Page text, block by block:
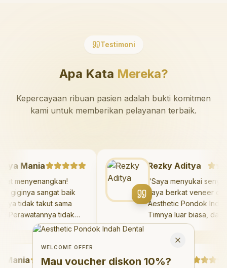
Testimoni
Apa Kata Mereka?
Kepercayaan ribuan pasien adalah bukti komitmen
kami untuk memberikan pelayanan terbaik.
Mania
Sangat menyenangkan!
giginya sangat baik
saya tidak takut sama
Perawatannya tidak
dan saya bisa bermain
suka pergi ke dokter
sekarang!"
Rezky Aditya
"Saya menyukai
saya berkat veneer
Aesthetic Pondok
Timnya luar biasa,
hasilnya melebihi
saya. Saya
hari.Debby Sahertian
Welcome Offer
Mau voucher diskon <strong>10%</strong>?
WELCOME OFFER
Mau voucher diskon 10%?
Close